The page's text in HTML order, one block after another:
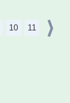
10 11